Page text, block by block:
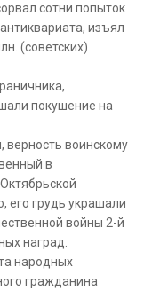
сотни попыток
изъял
(советских)
покушение на
верность воинскому
в
его грудь украшали
войны 2-й
наград.
народных
гражданина